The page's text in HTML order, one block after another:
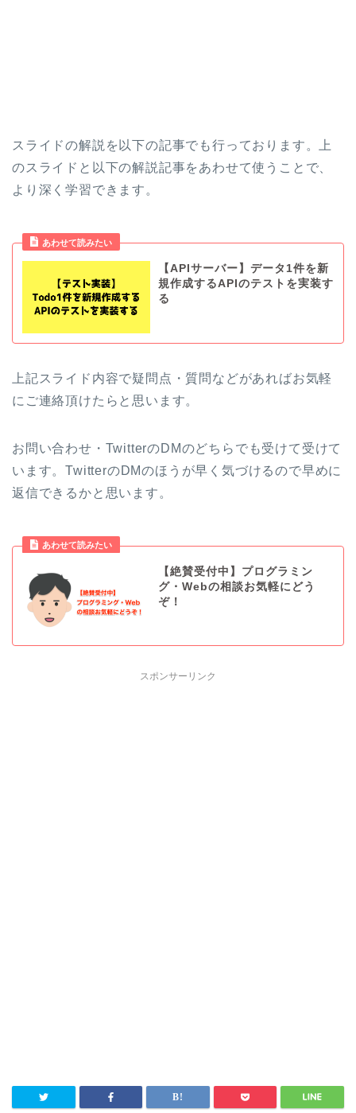
スライドの解説を以下の記事でも行っております。上
のスライドと以下の解説記事をあわせて使うことで、
より深く学習できます。
あわせて読みたい
【APIサーバー】データ1件を新
規作成するAPIのテストを実装す
る
上記スライド内容で疑問点・質問などがあればお気軽
にご連絡頂けたらと思います。
お問い合わせ・TwitterのDMのどちらでも受けて受けて
います。TwitterのDMのほうが早く気づけるので早めに
返信できるかと思います。
あわせて読みたい
【絶賛受付中】プログラミン
グ・Webの相談お気軽にどう
ぞ！
スポンサーリンク